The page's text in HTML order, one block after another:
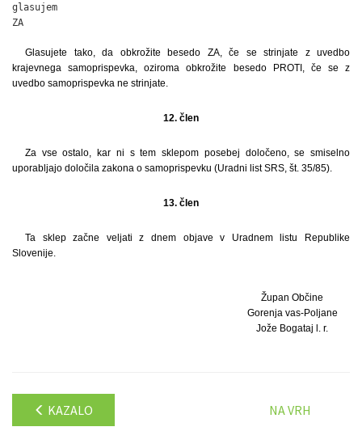
glasujem
ZA
Glasujete tako, da obkrožite besedo ZA, če se strinjate z uvedbo
krajevnega samoprispevka, oziroma obkrožite besedo PROTI, če se z
uvedbo samoprispevka ne strinjate.
12. člen
Za vse ostalo, kar ni s tem sklepom posebej določeno, se smiselno
uporabljajo določila zakona o samoprispevku (Uradni list SRS, št. 35/85).
13. člen
Ta sklep začne veljati z dnem objave v Uradnem listu Republike
Slovenije.
Župan Občine
Gorenja vas-Poljane
Jože Bogataj l. r.
KAZALO NA VRH